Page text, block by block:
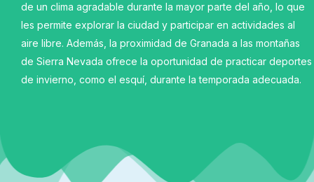
de un clima agradable durante la mayor parte del año, lo que
les permite explorar la ciudad y participar en actividades al
aire libre. Además, la proximidad de Granada a las montañas
de Sierra Nevada ofrece la oportunidad de practicar deportes
de invierno, como el esquí, durante la temporada adecuada.